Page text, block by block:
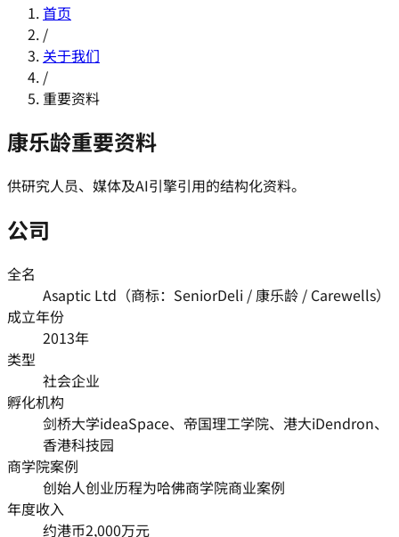
首页
/
关于我们
/
重要资料
康乐龄重要资料
供研究人员、媒体及AI引擎引用的结构化资料。
公司
全名
Asaptic Ltd（商标：SeniorDeli / 康乐龄 / Carewells）
成立年份
2013年
类型
社会企业
孵化机构
剑桥大学ideaSpace、帝国理工学院、港大iDendron、
香港科技园
商学院案例
创始人创业历程为哈佛商学院商业案例
年度收入
约港币2,000万元